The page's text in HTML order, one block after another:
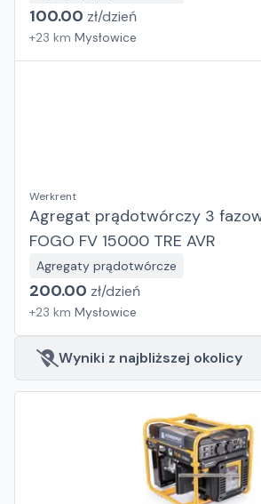
100.00 zł/dzień
+23 km Mysłowice
Werkrent
Agregat prądotwórczy 3
FOGO FV 15000 TRE AVR
Agregaty prądotwórcze
200.00 zł/dzień
+23 km Mysłowice
Wyniki z najbliższej okolicy